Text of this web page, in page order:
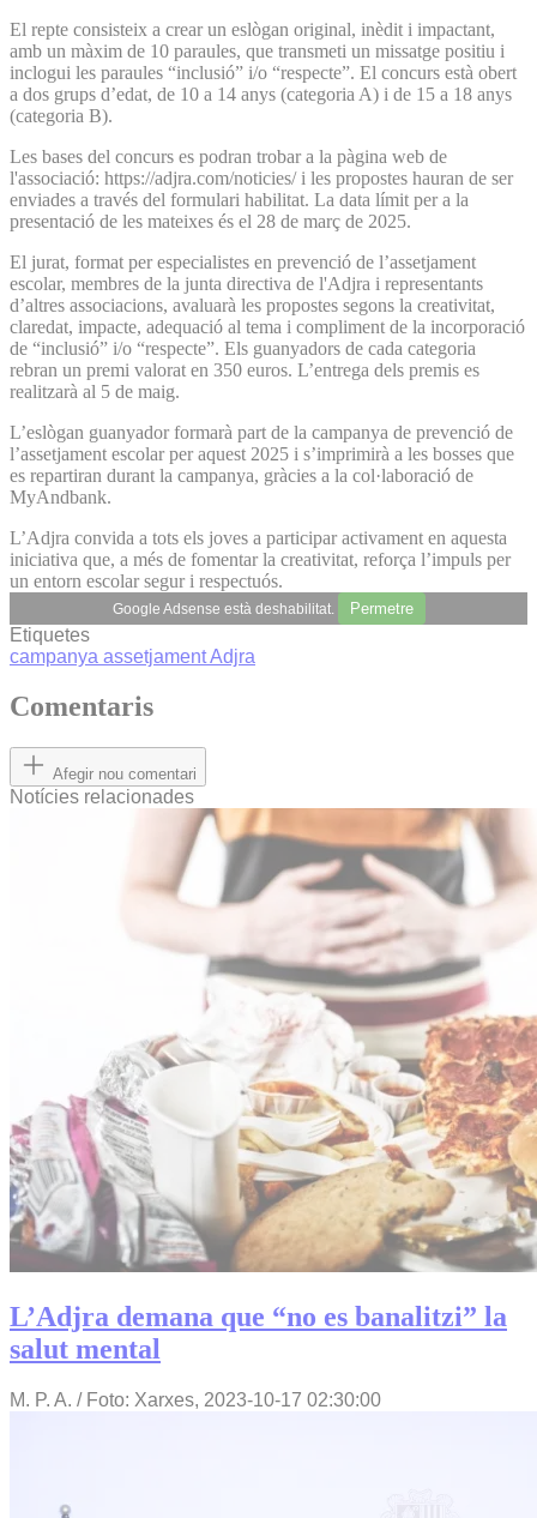
El repte consisteix a crear un eslògan original, inèdit i impactant,
amb un màxim de 10 paraules, que transmeti un missatge positiu i
inclogui les paraules “inclusió” i/o “respecte”. El concurs està obert
a dos grups d’edat, de 10 a 14 anys (categoria A) i de 15 a 18 anys
(categoria B).
Les bases del concurs es podran trobar a la pàgina web de
l'associació: https://adjra.com/noticies/ i les propostes hauran de ser
enviades a través del formulari habilitat. La data límit per a la
presentació de les mateixes és el 28 de març de 2025.
El jurat, format per especialistes en prevenció de l’assetjament
escolar, membres de la junta directiva de l'Adjra i representants
d’altres associacions, avaluarà les propostes segons la creativitat,
claredat, impacte, adequació al tema i compliment de la incorporació
de “inclusió” i/o “respecte”. Els guanyadors de cada categoria
rebran un premi valorat en 350 euros. L’entrega dels premis es
realitzarà al 5 de maig.
L’eslògan guanyador formarà part de la campanya de prevenció de
l’assetjament escolar per aquest 2025 i s’imprimirà a les bosses que
es repartiran durant la campanya, gràcies a la col·laboració de
MyAndbank.
L’Adjra convida a tots els joves a participar activament en aquesta
iniciativa que, a més de fomentar la creativitat, reforça l’impuls per
un entorn escolar segur i respectuós.
Google Adsense està deshabilitat. Permetre
Etiquetes
campanya assetjamentAdjra
Comentaris
Afegir nou comentari
Notícies relacionades
L’Adjra demana que “no es banalitzi” la
salut mental
M. P. A. / Foto: Xarxes, 2023-10-17 02:30:00